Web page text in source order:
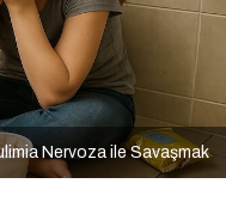
Nervoza ile Savaşmak